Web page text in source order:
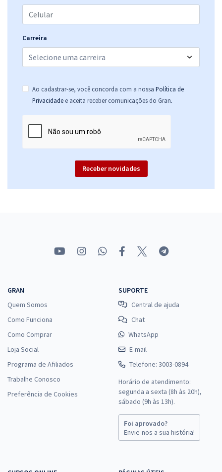
Carreira
Ao cadastrar-se, você concorda com a nossa Política de
Privacidade e aceita receber comunicações do Gran.
Receber novidades
GRAN
Quem Somos
Como Funciona
Como Comprar
Loja Social
Programa de Afiliados
Trabalhe Conosco
Preferência de Cookies
SUPORTE
Central de ajuda
Chat
WhatsApp
E-mail
Telefone: 3003-0894
Horário de atendimento:
segunda a sexta (8h às 20h),
sábado (9h às 13h).
Foi aprovado?
Envie-nos a sua história!